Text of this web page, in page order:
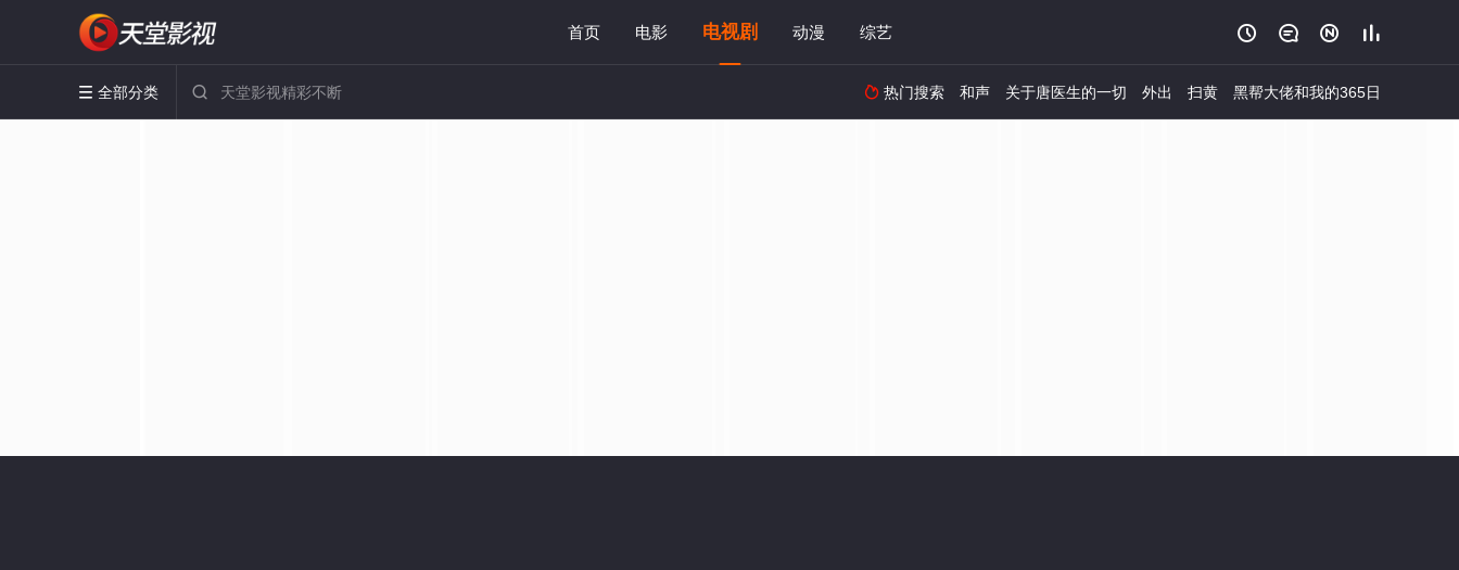
首页 电影 电视剧 动漫 综艺    
 全部分类   热门搜索 和声 关于唐医生的一切 外出 扫黄 黑帮大佬和我的365日